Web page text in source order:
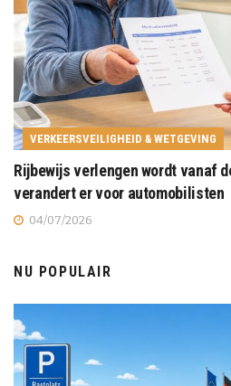
VERKEERSVEILIGHEID & WETGEVING
Rijbewijs verlengen wordt vanaf
verandert er voor automobilisten
04/07/2026
NU POPULAIR